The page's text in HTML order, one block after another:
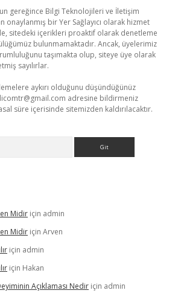
gereğince Bilgi Teknolojileri ve İletişim
onaylanmış bir Yer Sağlayıcı olarak hizmet
sitedeki içerikleri proaktif olarak denetleme
bulunmamaktadır. Ancak, üyelerimiz
taşımakta olup, siteye üye olarak
sayılırlar.
aykırı olduğunu düşündüğünüz
adresine bildirmeniz
süre içerisinde sitemizden kaldırılacaktır.
Midir için admin
Midir için Arven
için admin
için Hakan
Açıklaması Nedir için admin